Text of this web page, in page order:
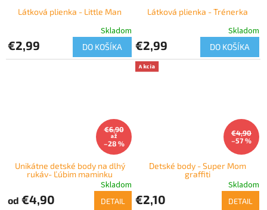
Látková plienka - Little Man
Skladom
€2,99 DO KOŠÍKA
Látková plienka - Trénerka
Skladom
€2,99 DO KOŠÍKA
€6,90
až
–28 %
Unikátne detské body na dlhý
rukáv- Ľúbim maminku
Skladom
od €4,90 DETAIL
Akcia
€4,90
–57 %
Detské body - Super Mom
graffiti
Skladom
€2,10 DETAIL